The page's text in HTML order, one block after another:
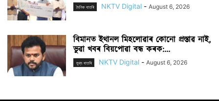
দৈনিক বাতৰি NKTV Digital - August 6, 2026
বিমানত ইথানল মিহলোৱাৰ কোনো প্ৰস্তাৱ নাই,
ভুৱা খবৰ বিয়পোৱা বন্ধ কৰক:...
মুখ্য বাতৰি NKTV Digital - August 6, 2026